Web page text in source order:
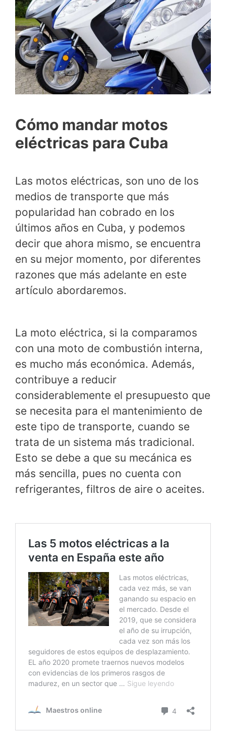
Cómo mandar motos
eléctricas para Cuba
Las motos eléctricas, son uno de los
medios de transporte que más
popularidad han cobrado en los
últimos años en Cuba, y podemos
decir que ahora mismo, se encuentra
en su mejor momento, por diferentes
razones que más adelante en este
artículo abordaremos.
La moto eléctrica, si la comparamos
con una moto de combustión interna,
es mucho más económica. Además,
contribuye a reducir
considerablemente el presupuesto que
se necesita para el mantenimiento de
este tipo de transporte, cuando se
trata de un sistema más tradicional.
Esto se debe a que su mecánica es
más sencilla, pues no cuenta con
refrigerantes, filtros de aire o aceites.